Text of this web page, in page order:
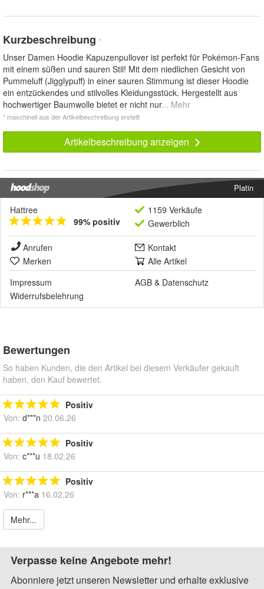
Kurzbeschreibung *
Unser Damen Hoodie Kapuzenpullover ist perfekt für Pokémon-Fans
mit einem süßen und sauren Stil! Mit dem niedlichen Gesicht von
Pummeluff (Jigglypuff) in einer sauren Stimmung ist dieser Hoodie
ein entzückendes und stilvolles Kleidungsstück. Hergestellt aus
hochwertiger Baumwolle bietet er nicht nur... Mehr
* maschinell aus der Artikelbeschreibung erstellt
Artikelbeschreibung anzeigen
Platin
Hattree
99% positiv
1159 Verkäufe
Gewerblich
Anrufen
Kontakt
Merken
Alle Artikel
Impressum
AGB & Datenschutz
Widerrufsbelehrung
Bewertungen
So haben Kunden, die den Artikel bei diesem Verkäufer gekauft
haben, den Kauf bewertet.
Positiv
Von: d***n 20.06.26
Positiv
Von: c***u 18.02.26
Positiv
Von: r***a 16.02.26
Mehr...
Verpasse keine Angebote mehr!
Abonniere jetzt unseren Newsletter und erhalte exklusive